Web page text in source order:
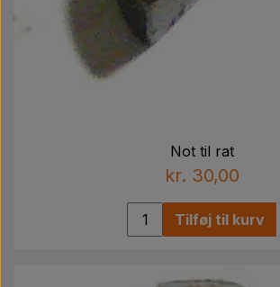
Not til rat
kr. 30,00
Tilføj til kurv